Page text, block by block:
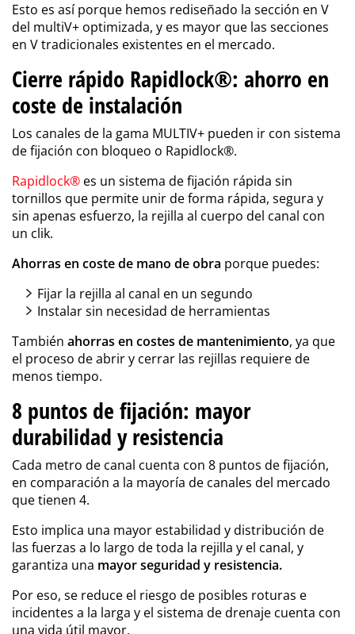
Esto es así porque hemos rediseñado la sección en V
del multiV+ optimizada, y es mayor que las secciones
en V tradicionales existentes en el mercado.
Cierre rápido Rapidlock®: ahorro en
coste de instalación
Los canales de la gama MULTIV+ pueden ir con sistema
de fijación con bloqueo o Rapidlock®.
Rapidlock® es un sistema de fijación rápida sin
tornillos que permite unir de forma rápida, segura y
sin apenas esfuerzo, la rejilla al cuerpo del canal con
un clik.
Ahorras en coste de mano de obra porque puedes:
Fijar la rejilla al canal en un segundo
Instalar sin necesidad de herramientas
También ahorras en costes de mantenimiento, ya que
el proceso de abrir y cerrar las rejillas requiere de
menos tiempo.
8 puntos de fijación: mayor
durabilidad y resistencia
Cada metro de canal cuenta con 8 puntos de fijación,
en comparación a la mayoría de canales del mercado
que tienen 4.
Esto implica una mayor estabilidad y distribución de
las fuerzas a lo largo de toda la rejilla y el canal, y
garantiza una mayor seguridad y resistencia.
Por eso, se reduce el riesgo de posibles roturas e
incidentes a la larga y el sistema de drenaje cuenta con
una vida útil mayor.